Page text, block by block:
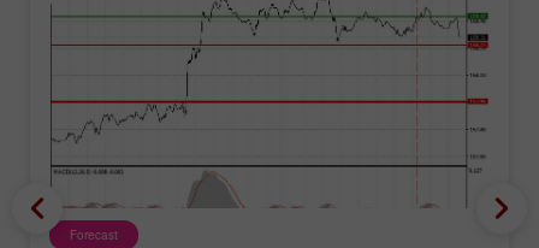
Forecast